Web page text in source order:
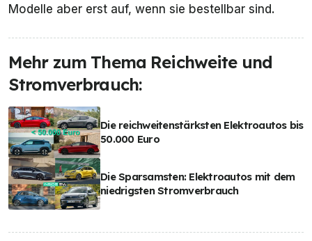
Modelle aber erst auf, wenn sie bestellbar sind.
Mehr zum Thema Reichweite und
Stromverbrauch:
Die reichweitenstärksten Elektroautos bis
50.000 Euro
Die Sparsamsten: Elektroautos mit dem
niedrigsten Stromverbrauch